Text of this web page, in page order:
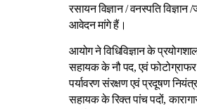
रसायन विज्ञान / वनस्पति विज्ञान
आवेदन मांगे हैं।
आयोग ने विधिविज्ञान के
सहायक के नौ पद, एवं
पर्यावरण संरक्षण एवं प्रदूषण
सहायक के रिक्त पांच पदों,